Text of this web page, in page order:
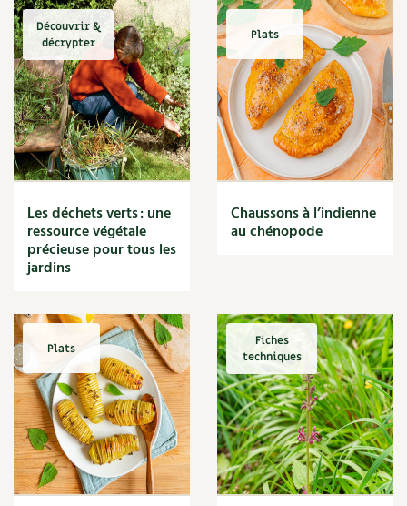
Mare
Marie Chioca
Marmite
Massage
Matériaux
Maux
Méditerranéen
Menace
Mésange
Microflore
Migraine
Mode de culture
Montagne
Moutarde
Multiplication
Muret
Muscade
Musique
Narcisse
Nature
Nettoyage
Découvrir &
décrypter
Les déchets verts : une
ressource végétale
précieuse pour tous les
jardins
Plats
Chaussons à l’indienne
au chénopode
Plats
Fiches
techniques